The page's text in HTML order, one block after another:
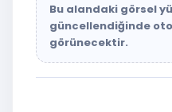
Bu alandaki görsel
güncellendiğinde
görünecektir.